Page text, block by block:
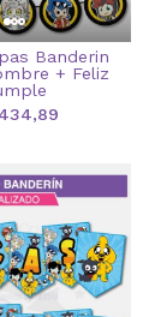
Banderin
+ Feliz